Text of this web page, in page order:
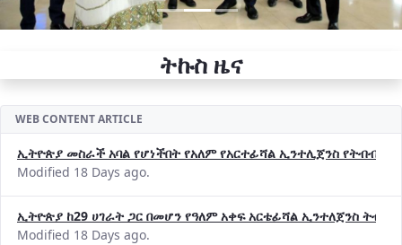
ትኩስ ዜና
WEB CONTENT ARTICLE
ኢትዮጵያ መስራች አባል የሆነችበት የአለም የአርተፊሻል ኢንተሊጀንስ የትብብር
Modified 18 Days ago.
ኢትዮጵያ ከ29 ሀገራት ጋር በመሆን የዓለም አቀፍ አርቴፊሻል ኢንተለጀንስ
Modified 18 Days ago.